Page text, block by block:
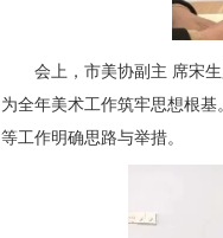
会上，市美协副主 席宋
为全年美术工作筑牢思想根基
等工作明确思路与举措。